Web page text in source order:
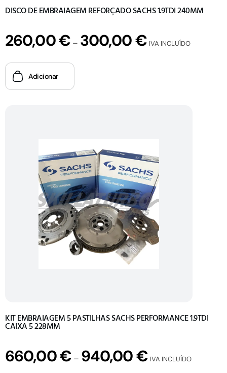
DISCO DE EMBRAIAGEM REFORÇADO SACHS 1.9TDI 240MM
260,00€ – 300,00€ IVA INCLUÍDO
Adicionar
KIT EMBRAIAGEM 5 PASTILHAS SACHS PERFORMANCE 1.9TDI
CAIXA 5 228MM
660,00€ – 940,00€ IVA INCLUÍDO